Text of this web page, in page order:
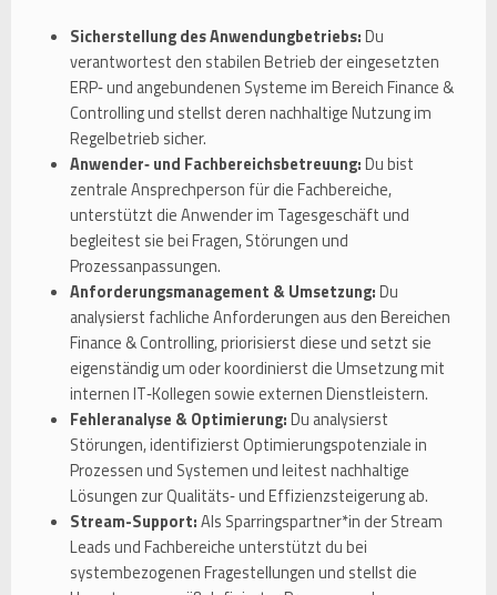
Sicherstellung des Anwendungbetriebs:Du
verantwortest den stabilen Betrieb der eingesetzten
ERP‑ und angebundenen Systeme im Bereich Finance &
Controlling und stellst deren nachhaltige Nutzung im
Regelbetrieb sicher.
Anwender‑ und Fachbereichsbetreuung:Du bist
zentrale Ansprechperson für die Fachbereiche,
unterstützt die Anwender im Tagesgeschäft und
begleitest sie bei Fragen, Störungen und
Prozessanpassungen.
Anforderungsmanagement & Umsetzung:Du
analysierst fachliche Anforderungen aus den Bereichen
Finance & Controlling, priorisierst diese und setzt sie
eigenständig um oder koordinierst die Umsetzung mit
internen IT‑Kollegen sowie externen Dienstleistern.
Fehleranalyse & Optimierung:Du analysierst
Störungen, identifizierst Optimierungspotenziale in
Prozessen und Systemen und leitest nachhaltige
Lösungen zur Qualitäts‑ und Effizienzsteigerung ab.
Stream-Support:Als Sparringspartner*in der Stream
Leads und Fachbereiche unterstützt du bei
systembezogenen Fragestellungen und stellst die